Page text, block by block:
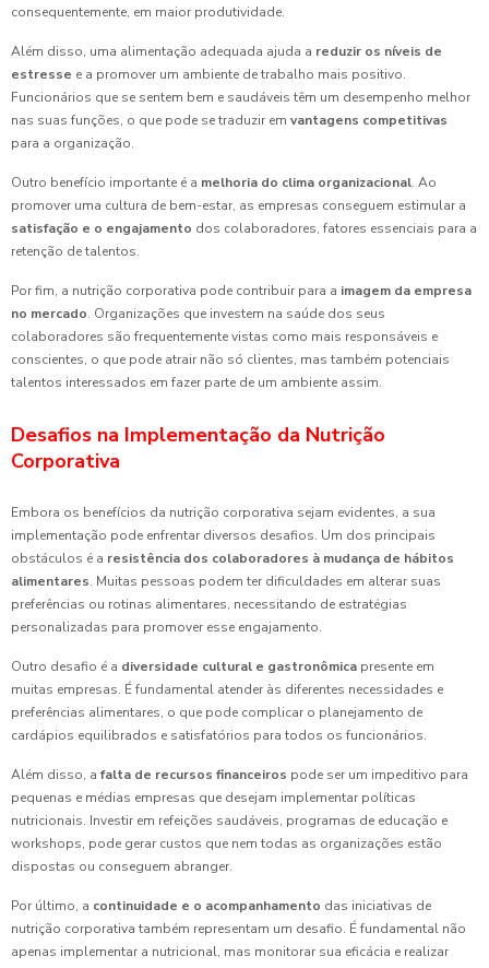
consequentemente, em maior produtividade.
Além disso, uma alimentação adequada ajuda a reduzir os níveis de
estresse e a promover um ambiente de trabalho mais positivo.
Funcionários que se sentem bem e saudáveis têm um desempenho melhor
nas suas funções, o que pode se traduzir em vantagens competitivas
para a organização.
Outro benefício importante é a melhoria do clima organizacional. Ao
promover uma cultura de bem-estar, as empresas conseguem estimular a
satisfação e o engajamento dos colaboradores, fatores essenciais para a
retenção de talentos.
Por fim, a nutrição corporativa pode contribuir para a imagem da empresa
no mercado. Organizações que investem na saúde dos seus
colaboradores são frequentemente vistas como mais responsáveis e
conscientes, o que pode atrair não só clientes, mas também potenciais
talentos interessados em fazer parte de um ambiente assim.
Desafios na Implementação da Nutrição
Corporativa
Embora os benefícios da nutrição corporativa sejam evidentes, a sua
implementação pode enfrentar diversos desafios. Um dos principais
obstáculos é a resistência dos colaboradores à mudança de hábitos
alimentares. Muitas pessoas podem ter dificuldades em alterar suas
preferências ou rotinas alimentares, necessitando de estratégias
personalizadas para promover esse engajamento.
Outro desafio é a diversidade cultural e gastronômica presente em
muitas empresas. É fundamental atender às diferentes necessidades e
preferências alimentares, o que pode complicar o planejamento de
cardápios equilibrados e satisfatórios para todos os funcionários.
Além disso, a falta de recursos financeiros pode ser um impeditivo para
pequenas e médias empresas que desejam implementar políticas
nutricionais. Investir em refeições saudáveis, programas de educação e
workshops, pode gerar custos que nem todas as organizações estão
dispostas ou conseguem abranger.
Por último, a continuidade e o acompanhamento das iniciativas de
nutrição corporativa também representam um desafio. É fundamental não
apenas implementar a nutricional, mas monitorar sua eficácia e realizar